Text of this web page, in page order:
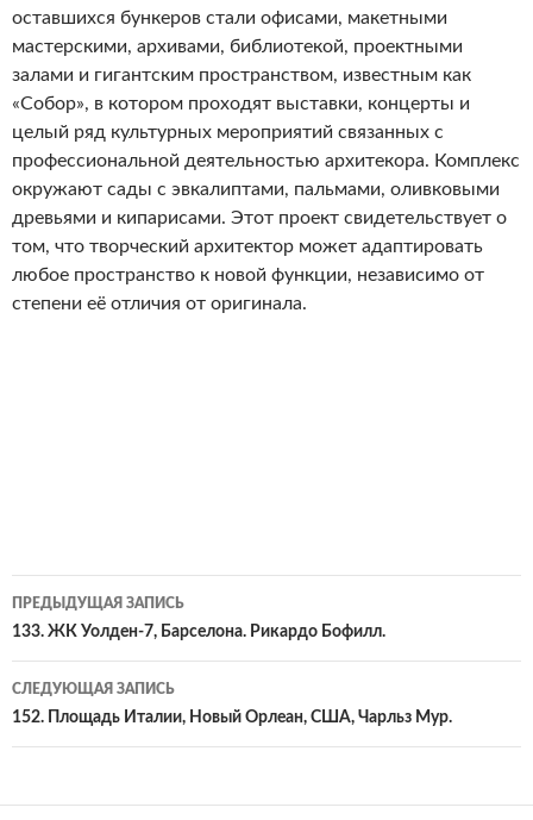
оставшихся бункеров стали офисами, макетными
мастерскими, архивами, библиотекой, проектными
залами и гигантским пространством, известным как
«Собор», в котором проходят выставки, концерты и
целый ряд культурных мероприятий связанных с
профессиональной деятельностью архитекора. Комплекс
окружают сады с эвкалиптами, пальмами, оливковыми
древьями и кипарисами. Этот проект свидетельствует о
том, что творческий архитектор может адаптировать
любое пространство к новой функции, независимо от
степени её отличия от оригинала.
Навигация
по
записям
ПРЕДЫДУЩАЯ ЗАПИСЬ
133. ЖК Уолден-7, Барселона. Рикардо Бофилл.
СЛЕДУЮЩАЯ ЗАПИСЬ
152. Площадь Италии, Новый Орлеан, США, Чарльз Мур.